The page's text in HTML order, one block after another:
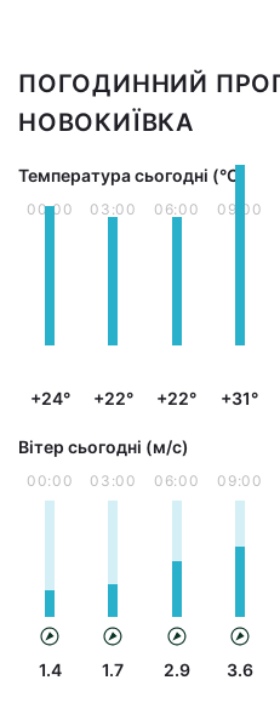
ПОГОДИННИЙ
НОВОКИЇВКА
Температура сьогодні (°С)
00:00
+24°
03:00
+22°
06:00
+22°
09:00
+31°
Вітер сьогодні (м/с)
00:00
1.4
03:00
1.7
06:00
2.9
09:00
3.6